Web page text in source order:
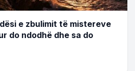
e zbulimit të mistereve
do ndodhë dhe sa do